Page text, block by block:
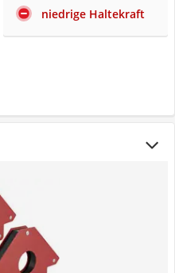
niedrige Haltekraft